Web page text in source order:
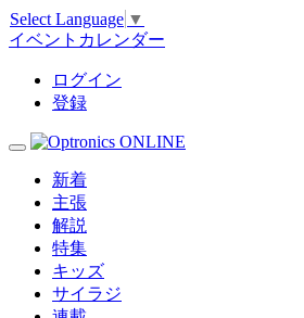
Select Language ▼
イベントカレンダー
ログイン
登録
新着
主張
解説
特集
キッズ
サイラジ